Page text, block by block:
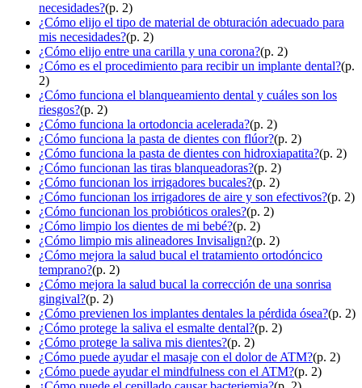
necesidades?(p. 2)
¿Cómo elijo el tipo de material de obturación adecuado para
mis necesidades?(p. 2)
¿Cómo elijo entre una carilla y una corona?(p. 2)
¿Cómo es el procedimiento para recibir un implante dental?(p.
2)
¿Cómo funciona el blanqueamiento dental y cuáles son los
riesgos?(p. 2)
¿Cómo funciona la ortodoncia acelerada?(p. 2)
¿Cómo funciona la pasta de dientes con flúor?(p. 2)
¿Cómo funciona la pasta de dientes con hidroxiapatita?(p. 2)
¿Cómo funcionan las tiras blanqueadoras?(p. 2)
¿Cómo funcionan los irrigadores bucales?(p. 2)
¿Cómo funcionan los irrigadores de aire y son efectivos?(p. 2)
¿Cómo funcionan los probióticos orales?(p. 2)
¿Cómo limpio los dientes de mi bebé?(p. 2)
¿Cómo limpio mis alineadores Invisalign?(p. 2)
¿Cómo mejora la salud bucal el tratamiento ortodóncico
temprano?(p. 2)
¿Cómo mejora la salud bucal la corrección de una sonrisa
gingival?(p. 2)
¿Cómo previenen los implantes dentales la pérdida ósea?(p. 2)
¿Cómo protege la saliva el esmalte dental?(p. 2)
¿Cómo protege la saliva mis dientes?(p. 2)
¿Cómo puede ayudar el masaje con el dolor de ATM?(p. 2)
¿Cómo puede ayudar el mindfulness con el ATM?(p. 2)